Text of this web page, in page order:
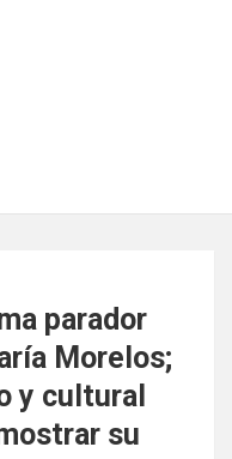
parador
Morelos;
y cultural
su